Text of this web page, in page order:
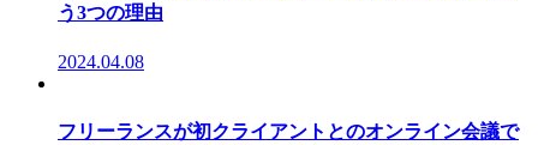
う3つの理由
2024.04.08
フリーランスが初クライアントとのオンライン会議で